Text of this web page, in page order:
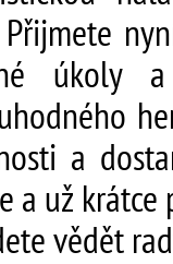
Přijmete
úkoly
a
a už krátce
vědět